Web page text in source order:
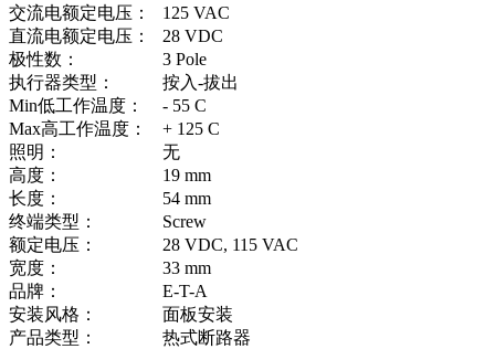
交流电额定电压：
125 VAC
直流电额定电压：
28 VDC
极性数：
3 Pole
执行器类型：
按入-拔出
Min低工作温度：
- 55 C
Max高工作温度：
+ 125 C
照明：
无
高度：
19 mm
长度：
54 mm
终端类型：
Screw
额定电压：
28 VDC, 115 VAC
宽度：
33 mm
品牌：
E-T-A
安装风格：
面板安装
产品类型：
热式断路器